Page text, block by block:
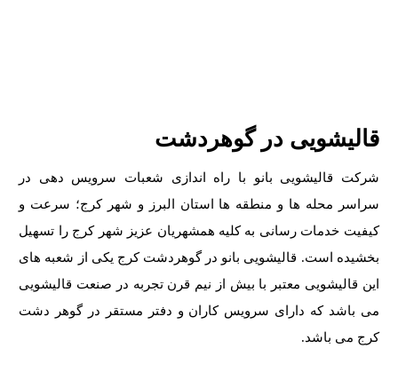
قالیشویی در گوهردشت
شرکت قالیشویی بانو با راه اندازی شعبات سرویس دهی در
سراسر محله ها و منطقه ها استان البرز و شهر کرج؛ سرعت و
کیفیت خدمات رسانی به کلیه همشهریان عزیز شهر کرج را تسهیل
بخشیده است. قالیشویی بانو در گوهردشت کرج یکی از شعبه های
این قالیشویی معتبر با بیش از نیم قرن تجربه در صنعت قالیشویی
می باشد که دارای سرویس کاران و دفتر مستقر در گوهر دشت
کرج می باشد.